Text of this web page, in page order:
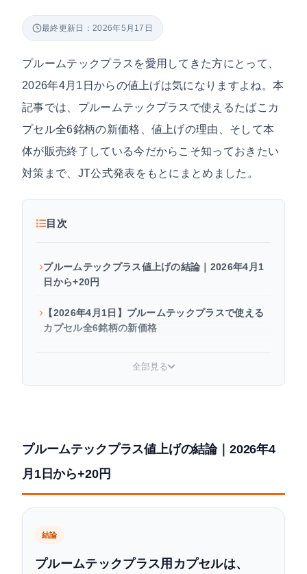
最終更新日：2026年5月17日
プルームテックプラスを愛用してきた方にとって、
2026年4月1日からの値上げは気になりますよね。本
記事では、プルームテックプラスで使えるたばこカ
プセル全6銘柄の新価格、値上げの理由、そして本
体が販売終了している今だからこそ知っておきたい
対策まで、JT公式発表をもとにまとめました。
目次
プルームテックプラス値上げの結論｜2026年4月1
日から+20円
【2026年4月1日】プルームテックプラスで使える
カプセル全6銘柄の新価格
【要注意】プルームテックプラス本体は2023年に
販売終了済み
プルームテックとプルームテックプラスの違い｜
値上げは2026年10月にも？今後の段階的増税スケ
ジュール
全部見る
プルームテックプラス値上げの結論｜2026年4
月1日から+20円
結論
プルームテックプラス用カプセルは、